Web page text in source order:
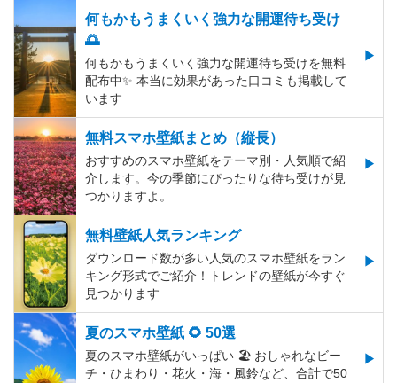
何もかもうまくいく強力な開運待ち受け
🌅
何もかもうまくいく強力な開運待ち受けを無料
配布中✨️ 本当に効果があった口コミも掲載して
います
無料スマホ壁紙まとめ（縦長）
おすすめのスマホ壁紙をテーマ別・人気順で紹
介します。今の季節にぴったりな待ち受けが見
つかりますよ。
無料壁紙人気ランキング
ダウンロード数が多い人気のスマホ壁紙をラン
キング形式でご紹介！トレンドの壁紙が今すぐ
見つかります
夏のスマホ壁紙 🌻 50選
夏のスマホ壁紙がいっぱい 🏖 おしゃれなビー
チ・ひまわり・花火・海・風鈴など、合計で50